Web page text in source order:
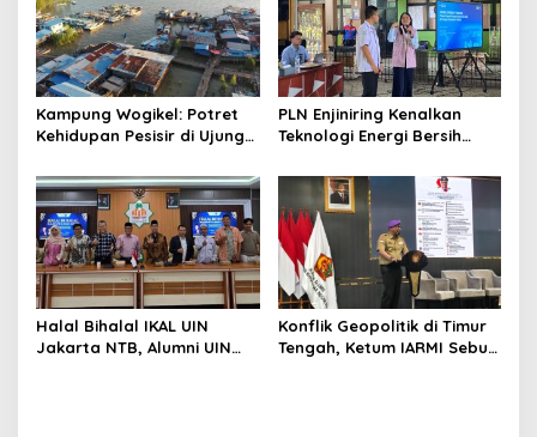
Kampung Wogikel: Potret
Kehidupan Pesisir di Ujung
Bertahan di Tengah
Keterbatasan
PLN Enjiniring Kenalkan
Teknologi Energi Bersih
Halal Bihalal IKAL UIN
Jakarta NTB, Alumni UIN
Konflik Geopolitik di Timur
Tengah, Ketum IARMI Sebut